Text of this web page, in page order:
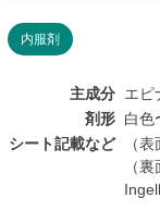
内服剤
主成分 エピ
剤形 白色
シート記載など
（
（